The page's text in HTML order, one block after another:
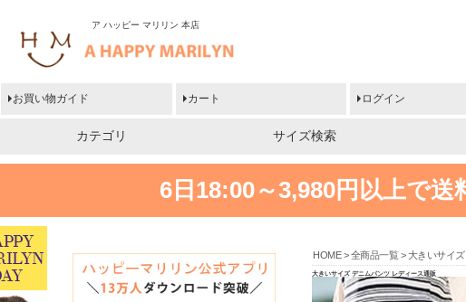
ア ハッピー マリリン 本店
お買い物ガイド カート ログイン
カテゴリ サイズ検索
6日18:00～3,980円以上で送
HOME 全商品一覧 大きいサイ
大きいサイズ デニムパンツ レディース通販